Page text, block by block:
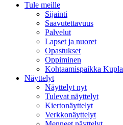
Tule meille
Sijainti
Saavutettavuus
Palvelut
Lapset ja nuoret
Opastukset
Oppiminen
Kohtaamispaikka Kupla
Näyttelyt
Näyttelyt nyt
Tulevat näyttelyt
Kiertonäyttelyt
Verkkonäyttelyt